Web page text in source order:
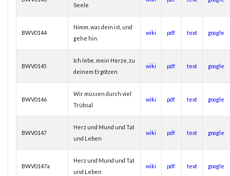
Seele
BWV0144
Nimm, was dein ist, und
gehe hin
wiki pdf text google
BWV0145
Ich lebe, mein Herze, zu
deinem Ergötzen
wiki pdf text google
BWV0146
Wir müssen durch viel
Trübsal
wiki pdf text google
BWV0147
Herz und Mund und Tat
und Leben
wiki pdf text google
BWV0147a
Herz und Mund und Tat
und Leben
wiki pdf text google